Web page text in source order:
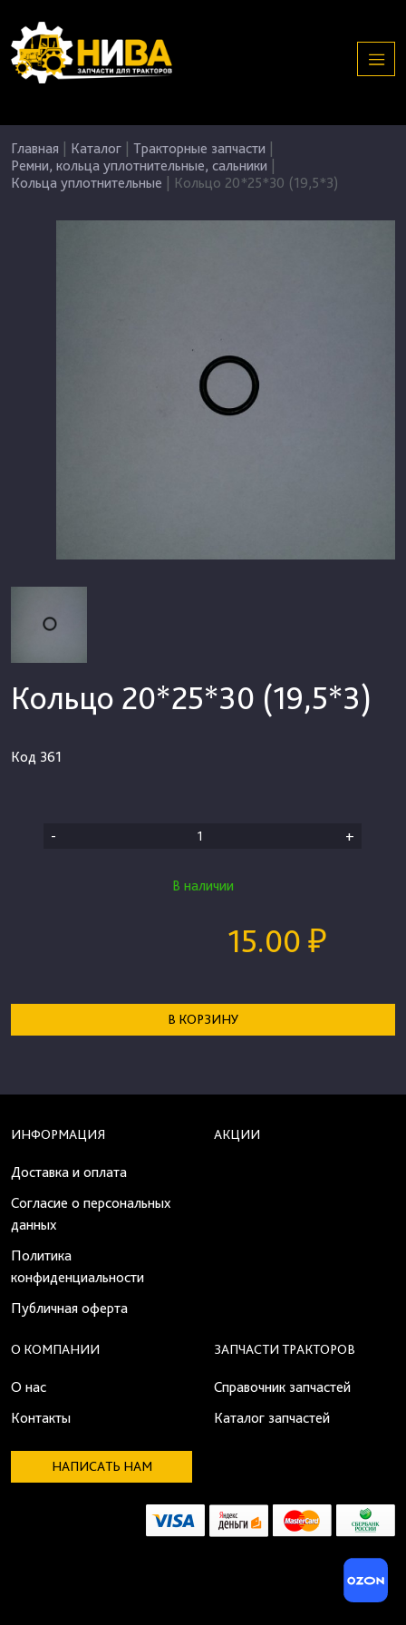
Главная Каталог Тракторные запчасти
Ремни, кольца уплотнительные, сальники
Кольца уплотнительные
Кольцо 20*25*30 (19,5*3)
Кольцо 20*25*30 (19,5*3)
Код 361
- +
В наличии
15.00 ₽
В КОРЗИНУ
ИНФОРМАЦИЯ
Доставка и оплата
Согласие о персональных
данных
Политика
конфиденциальности
Публичная оферта
АКЦИИ
О КОМПАНИИ
О нас
Контакты
ЗАПЧАСТИ ТРАКТОРОВ
Справочник запчастей
Каталог запчастей
НАПИСАТЬ НАМ